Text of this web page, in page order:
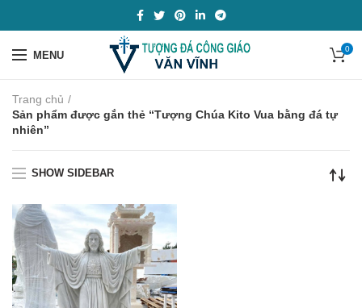
MENU 0
Trang chủ
Sản phẩm được gắn thẻ “Tượng Chúa Kito Vua bằng đá tự
nhiên”
SHOW SIDEBAR